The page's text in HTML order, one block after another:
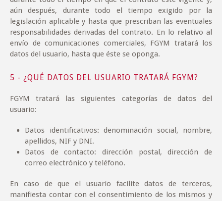
aún después, durante todo el tiempo exigido por la
legislación aplicable y hasta que prescriban las eventuales
responsabilidades derivadas del contrato. En lo relativo al
envío de comunicaciones comerciales, FGYM tratará los
datos del usuario, hasta que éste se oponga.
5 - ¿QUÉ DATOS DEL USUARIO TRATARÁ FGYM?
FGYM tratará las siguientes categorías de datos del
usuario:
Datos identificativos: denominación social, nombre,
apellidos, NIF y DNI.
Datos de contacto: dirección postal, dirección de
correo electrónico y teléfono.
En caso de que el usuario facilite datos de terceros,
manifiesta contar con el consentimiento de los mismos y